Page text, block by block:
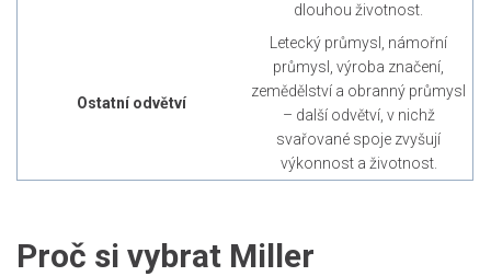
dlouhou životnost.
Ostatní odvětví
Letecký průmysl, námořní
průmysl, výroba značení,
zemědělství a obranný průmysl
– další odvětví, v nichž
svařované spoje zvyšují
výkonnost a životnost.
Proč si vybrat Miller